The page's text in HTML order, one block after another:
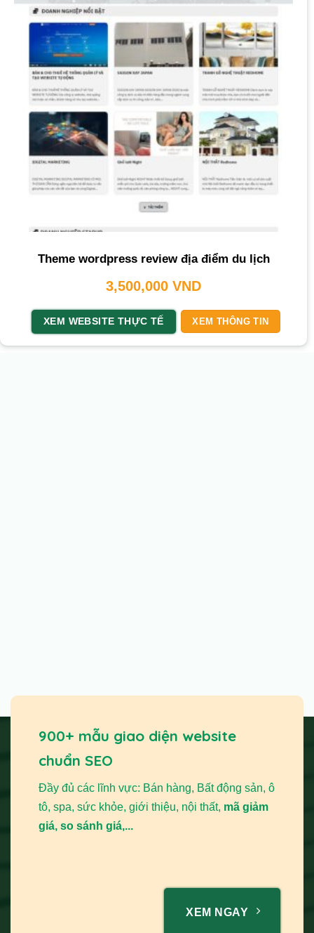
Theme wordpress review địa điểm du lịch
3,500,000 VND
XEM WEBSITE THỰC TẾ XEM THÔNG TIN
900+ mẫu giao diện website
chuẩn SEO
Đầy đủ các lĩnh vực: Bán hàng, Bất động sản, ô
tô, spa, sức khỏe, giới thiệu, nội thất, mã giảm
giá, so sánh giá,...
XEM NGAY